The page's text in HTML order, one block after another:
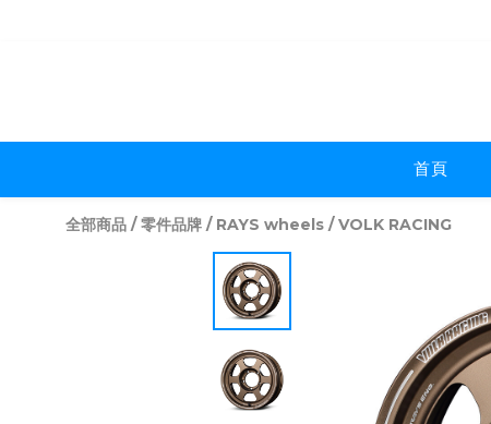
首頁
全部商品 /零件品牌 / RAYS wheels /VOLK RACING